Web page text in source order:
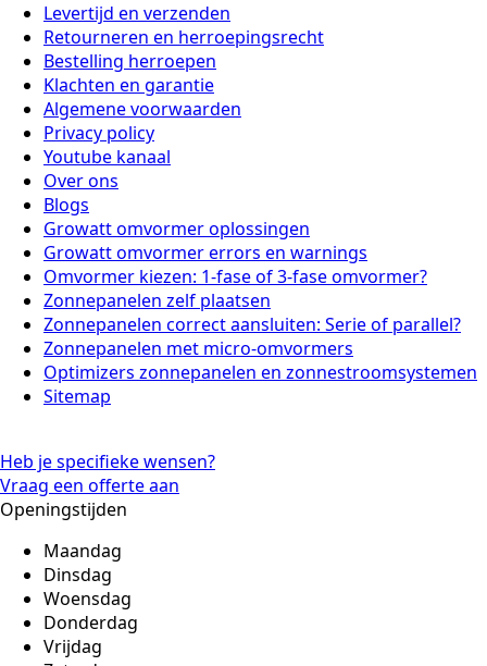
Levertijd en verzenden
Retourneren en herroepingsrecht
Bestelling herroepen
Klachten en garantie
Algemene voorwaarden
Privacy policy
Youtube kanaal
Over ons
Blogs
Growatt omvormer oplossingen
Growatt omvormer errors en warnings
Omvormer kiezen: 1-fase of 3-fase omvormer?
Zonnepanelen zelf plaatsen
Zonnepanelen correct aansluiten: Serie of parallel?
Zonnepanelen met micro-omvormers
Optimizers zonnepanelen en zonnestroomsystemen
Sitemap
Heb je specifieke wensen?
Vraag een offerte aan
Openingstijden
Maandag
Dinsdag
Woensdag
Donderdag
Vrijdag